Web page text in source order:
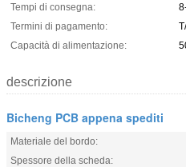
Tempi di consegna:
Termini di pagamento:
Capacità di alimentazione:
descrizione
Bicheng PCB appena spediti
Materiale del bordo:
Spessore della scheda: